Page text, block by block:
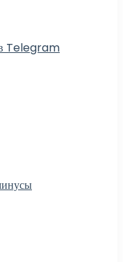
в Telegram